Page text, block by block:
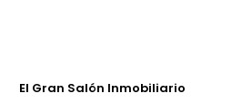
El Gran Salón Inmobiliario